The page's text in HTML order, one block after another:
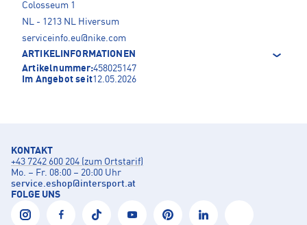
Colosseum 1
NL - 1213 NL Hiversum
serviceinfo.eu@nike.com
ARTIKELINFORMATIONEN
Artikelnummer:458025147
Im Angebot seit12.05.2026
KONTAKT
+43 7242 600 204 (zum Ortstarif)
Mo. – Fr. 08:00 – 20:00 Uhr
service.eshop@intersport.at
FOLGE UNS